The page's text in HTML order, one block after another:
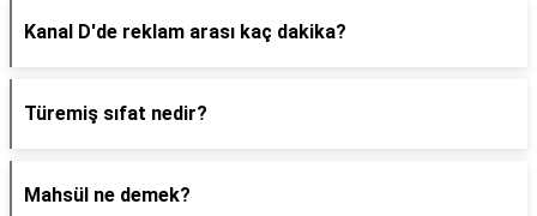
Kanal D'de reklam arası kaç dakika?
Türemiş sıfat nedir?
Mahsül ne demek?